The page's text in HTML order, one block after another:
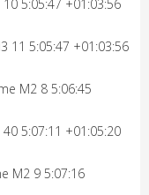
10 5:05:47 +01:03:56
11 5:05:47 +01:03:56
M2 8 5:06:45
40 5:07:11 +01:05:20
M2 9 5:07:16